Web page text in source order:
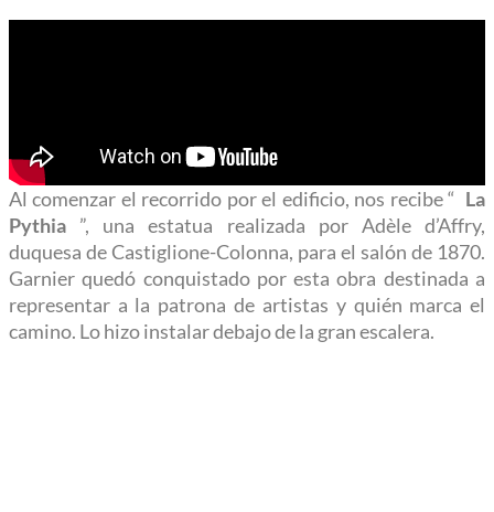
Al comenzar el recorrido por el edificio, nos recibe “ La
Pythia”, una estatua realizada por Adèle d’Affry,
duquesa de Castiglione-Colonna, para el salón de 1870.
Garnier quedó conquistado por esta obra destinada a
representar a la patrona de artistas y quién marca el
camino. Lo hizo instalar debajo de la gran escalera.